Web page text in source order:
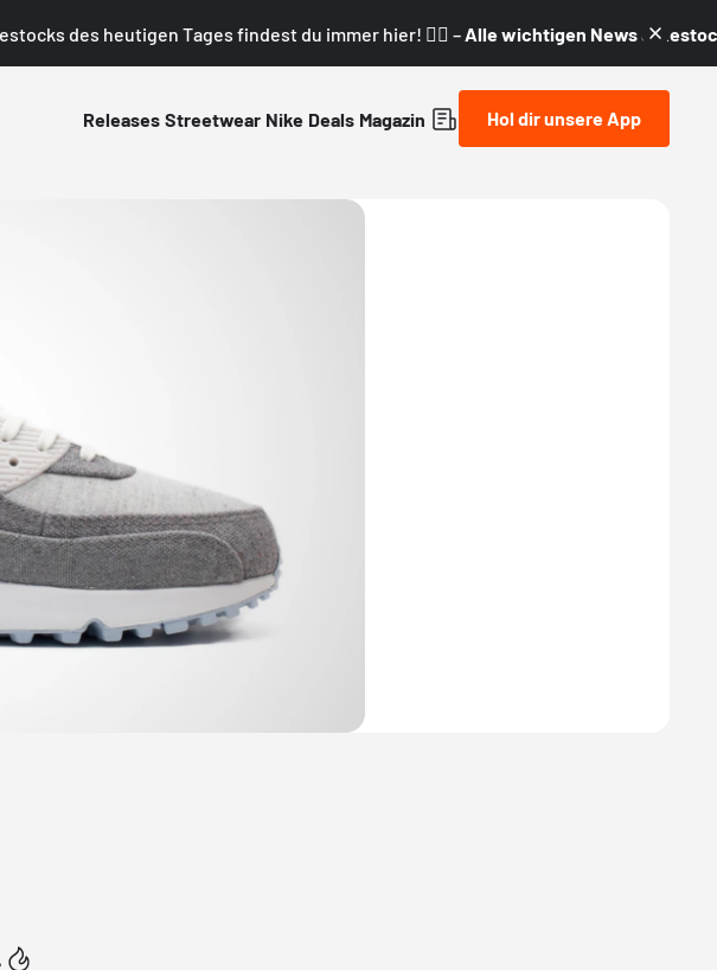
des heutigen Tages findest du immer hier! 👇🏼 – Alle wichtigen News &
Releases Streetwear Nike Deals Magazin Hol dir unsere App